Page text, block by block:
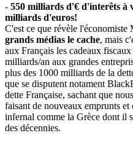
- 550 milliards d'€ d'interêts à
milliards d'euros!
C'est ce que révèle
grands médias le cache, mais
aux Français les cadeaux
milliards/an aux grandes
plus des 1000 milliards de la
que se disputent notament
dette Française, sachant que
faisant de nouveaux emprunts
infernal comme la Grèce dont il
des décennies.